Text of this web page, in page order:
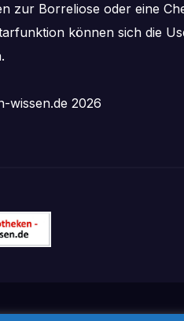
zur Borreliose oder eine
können sich die
wissen.de 2026